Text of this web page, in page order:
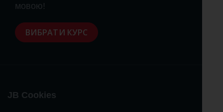
мовою!
ВИБРАТИ КУРС
JB Cookies